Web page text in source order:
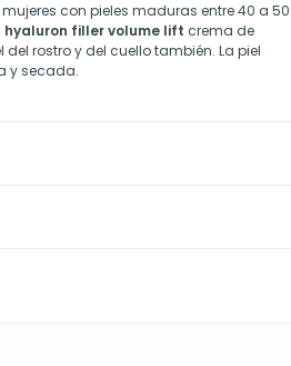
con pieles maduras entre 40 a 50
hyaluron filler volume lift crema de
rostro y del cuello también. La piel
y secada.